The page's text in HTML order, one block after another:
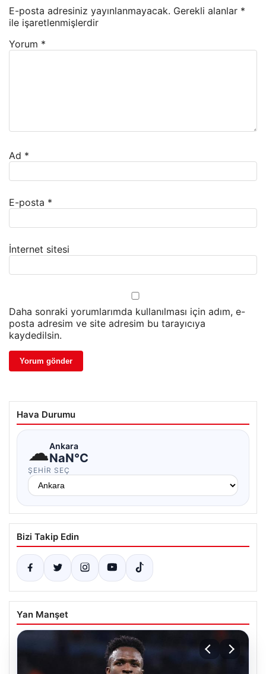
E-posta adresiniz yayınlanmayacak. Gerekli alanlar *
ile işaretlenmişlerdir
Yorum *
Ad *
E-posta *
İnternet sitesi
Daha sonraki yorumlarımda kullanılması için adım, e-
posta adresim ve site adresim bu tarayıcıya
kaydedilsin.
Hava Durumu
☁Ankara
NaN°C
ŞEHIR SEÇ
Bizi Takip Edin
Yan Manşet